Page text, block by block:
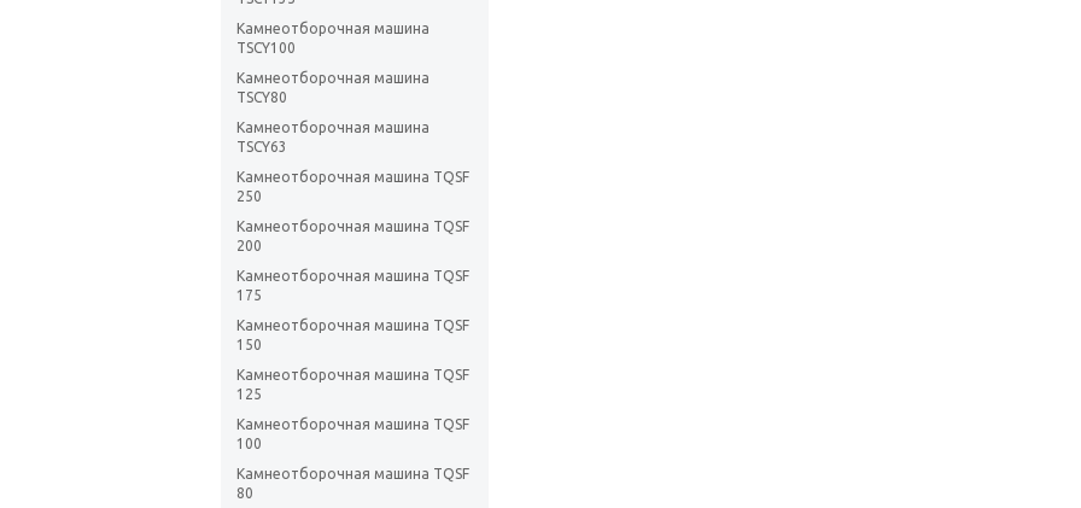
Камнеотборочная машина
TSCY100
Камнеотборочная машина
TSCY80
Камнеотборочная машина
TSCY63
Камнеотборочная машина TQSF
250
Камнеотборочная машина TQSF
200
Камнеотборочная машина TQSF
175
Камнеотборочная машина TQSF
150
Камнеотборочная машина TQSF
125
Камнеотборочная машина TQSF
100
Камнеотборочная машина TQSF
80